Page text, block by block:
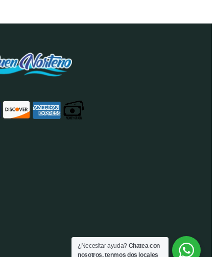
¿Necesitar ayuda? Chatea con
nosotros, tenmos dos locales